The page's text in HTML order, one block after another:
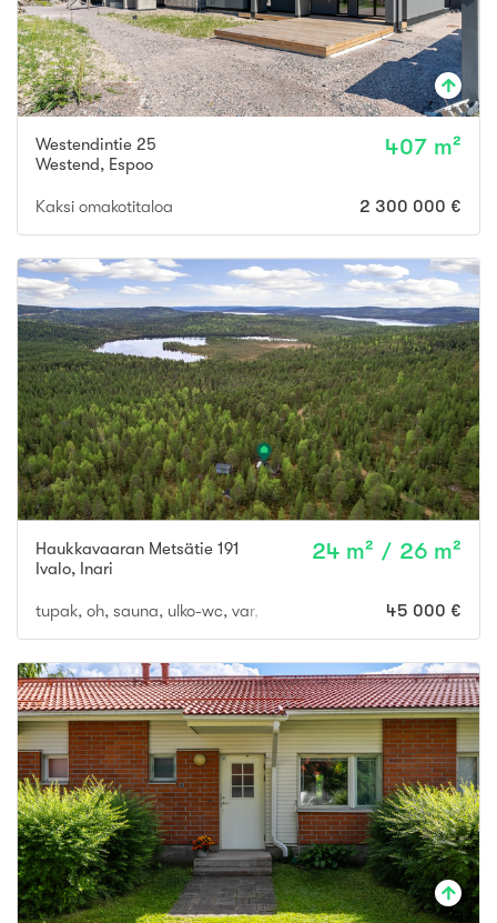
Westendintie 25
Westend, Espoo
407 m²
Kaksi omakotitaloa 2 300 000 €
Haukkavaaran Metsätie 191
Ivalo, Inari
24 m² / 26 m²
tupak, oh, sauna, ulko-wc, var, puuliiteri 45 000 €